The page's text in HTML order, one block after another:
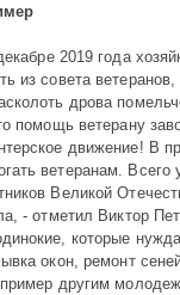
2019 года
из совета
дрова
помощь ветерану
движение! В
ветеранам. Всего
Великой
- отметил Виктор
которые
окон, ремонт
пример другим